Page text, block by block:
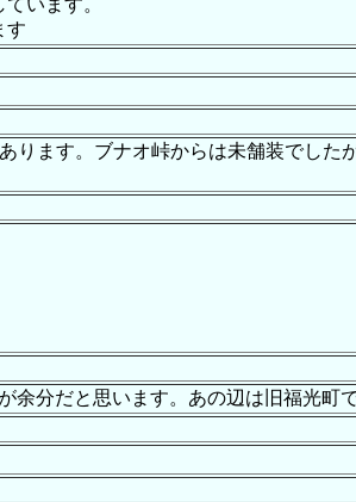
います。
す
ります。ブナオ峠からは未舗装でした
分だと思います。あの辺は旧福光町で